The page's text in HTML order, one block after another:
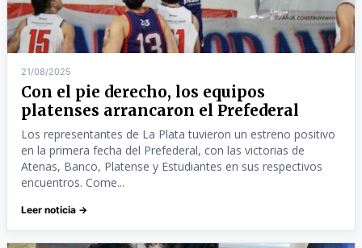
21/08/2025
Con el pie derecho, los equipos
platenses arrancaron el Prefederal
Los representantes de La Plata tuvieron un estreno positivo
en la primera fecha del Prefederal, con las victorias de
Atenas, Banco, Platense y Estudiantes en sus respectivos
encuentros. Come...
Leer noticia →